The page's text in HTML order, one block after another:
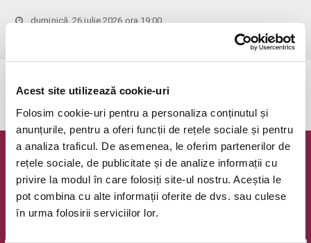
Acest site utilizează cookie-uri
Folosim cookie-uri pentru a personaliza conținutul și
anunțurile, pentru a oferi funcții de rețele sociale și pentru
a analiza traficul. De asemenea, le oferim partenerilor de
rețele sociale, de publicitate și de analize informații cu
privire la modul în care folosiți site-ul nostru. Aceștia le
pot combina cu alte informații oferite de dvs. sau culese
în urma folosirii serviciilor lor.
duminică, 26 iulie 2026 ora 19:00
vezi pe harta
Evenimentul a expirat.
Newsletter @ Bilete.ro
Oferte exclusive si o editie saptamanala cu cele mai noi
evenimente.